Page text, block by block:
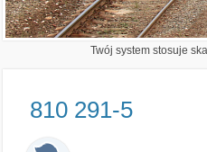
Twój system stosuje
810 291-5